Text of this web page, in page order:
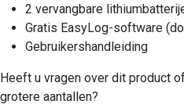
2 vervangbare
Gratis EasyLog-software
Gebruikershandleiding
Heeft u vragen over dit product
grotere aantallen?